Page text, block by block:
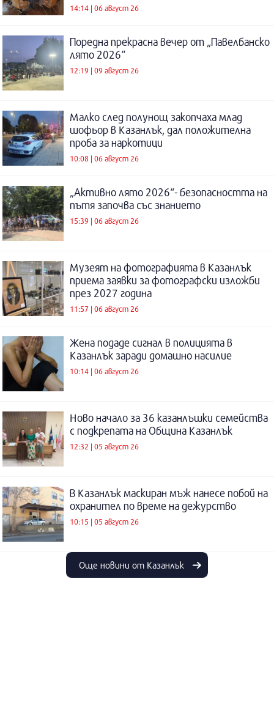
14:14 | 06 август 26
Поредна прекрасна вечер от „Павелбанско
лято 2026“
12:19 | 09 август 26
Малко след полунощ закопчаха млад
шофьор в Казанлък, дал положителна
проба за наркотици
10:08 | 06 август 26
„Активно лято 2026“- безопасността на
пътя започва със знанието
15:39 | 06 август 26
Музеят на фотографията в Казанлък
приема заявки за фотографски изложби
през 2027 година
11:57 | 06 август 26
Жена подаде сигнал в полицията в
Казанлък заради домашно насилие
10:14 | 06 август 26
Ново начало за 36 казанлъшки семейства
с подкрепата на Община Казанлък
12:32 | 05 август 26
В Казанлък маскиран мъж нанесе побой на
охранител по време на дежурство
10:15 | 05 август 26
Още новини от Казанлък